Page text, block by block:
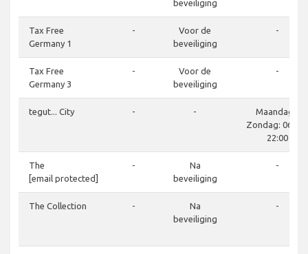
beveiliging
Tax Free
Germany 1
-
Voor de
beveiliging
-
Tax Free
Germany 3
-
Voor de
beveiliging
-
tegut... City - -
Maandag -
Zondag: 06:00
22:00
The
[email protected]
-
Na
beveiliging
-
The Collection -
Na
beveiliging
-